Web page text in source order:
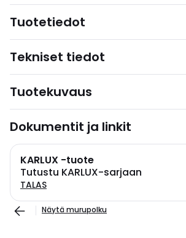
Tuotetiedot
Tekniset tiedot
Tuotekuvaus
Dokumentit ja linkit
KARLUX -tuote
Tutustu KARLUX-sarjaan
TALAS
Näytä murupolku